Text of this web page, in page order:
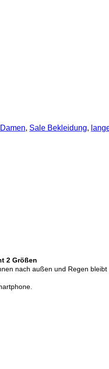
, Sale Bekleidung,
2 Größen
nach außen und Regen